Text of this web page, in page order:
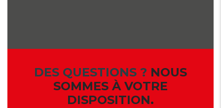
DES QUESTIONS ? NOUS
SOMMES À VOTRE
DISPOSITION.